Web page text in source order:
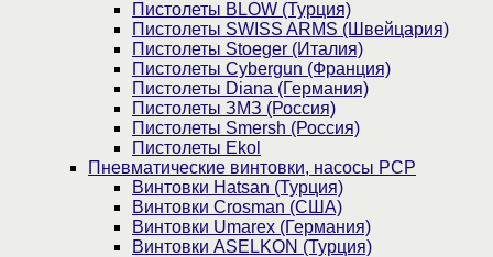
Пистолеты BLOW (Турция)
Пистолеты SWISS ARMS (Швейцария)
Пистолеты Stoeger (Италия)
Пистолеты Cybergun (Франция)
Пистолеты Diana (Германия)
Пистолеты ЗМЗ (Россия)
Пистолеты Smersh (Россия)
Пистолеты Ekol
Пневматические винтовки, насосы PCP
Винтовки Hatsan (Турция)
Винтовки Crosman (США)
Винтовки Umarex (Германия)
Винтовки ASELKON (Турция)